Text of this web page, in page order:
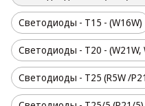
Светодиоды - T15 - (W16W)
Светодиоды - T20 - (W21W,
Светодиоды - T25 (R5W /